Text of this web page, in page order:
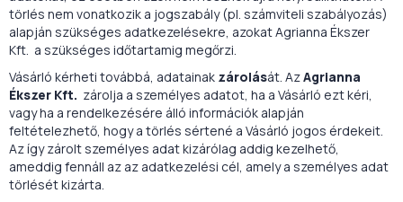
törlés nem vonatkozik a jogszabály (pl. számviteli szabályozás)
alapján szükséges adatkezelésekre, azokat Agrianna Ékszer
Kft. a szükséges időtartamig megőrzi.
Vásárló kérheti továbbá, adatainak zárolását. AzAgrianna
Ékszer Kft. zárolja a személyes adatot, ha a Vásárló ezt kéri,
vagy ha a rendelkezésére álló információk alapján
feltételezhető, hogy a törlés sértené a Vásárló jogos érdekeit.
Az így zárolt személyes adat kizárólag addig kezelhető,
ameddig fennáll az az adatkezelési cél, amely a személyes adat
törlését kizárta.